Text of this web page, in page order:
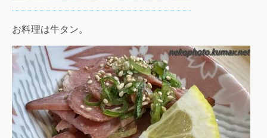
お料理は牛タン。